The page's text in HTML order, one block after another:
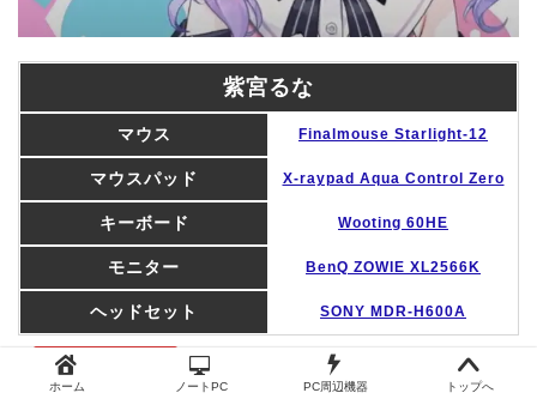
紫宮るな
マウス Finalmouse Starlight-12
マウスパッド X-raypad Aqua Control Zero
キーボード Wooting 60HE
モニター BenQ ZOWIE XL2566K
ヘッドセット SONY MDR-H600A
紫宮るな(しのみやるな)の使用
ホーム ノートPC PC周辺機器 トップへ